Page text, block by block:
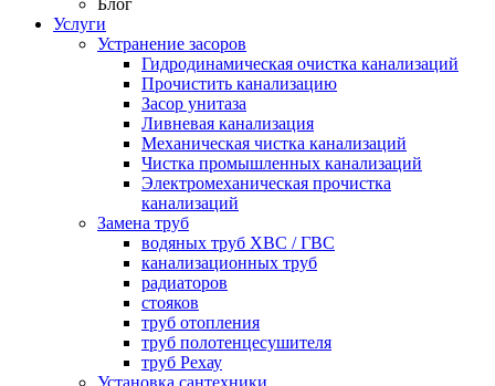
Блог
Услуги
Устранение засоров
Гидродинамическая очистка канализаций
Прочистить канализацию
Засор унитаза
Ливневая канализация
Механическая чистка канализаций
Чистка промышленных канализаций
Электромеханическая прочистка
канализаций
Замена труб
водяных труб ХВС / ГВС
канализационных труб
радиаторов
стояков
труб отопления
труб полотенцесушителя
труб Рехау
Установка сантехники